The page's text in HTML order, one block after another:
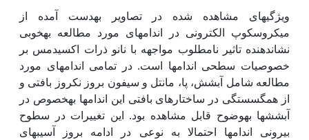
ویژگی­های مشاهده شده در تصاویر به‏دست آمده از
میکروسکوپ الکترونی در اندام­های مورد مطالعه به‏خوبی
نشان­دهنده تاثیر نامطلوب مواجهه با نانو ذرات اکسیدمس بر
خصوصیات سطحی اندام­ها است. در تمامی اندام­های مورد
مطالعه شامل آبشش، پا، مانتل و سیفون بروز نکروز بافتی و
از هم­گسستگی در ساختارهای بافتی این اندام­ها به‏خصوص در
آبشش­ها به‏وضوح قابل مشاهده بود. این تغییرات در سطوح
بیرونی اندام­ها احتمالا به نوعی در ادامه بروز آسیب­های